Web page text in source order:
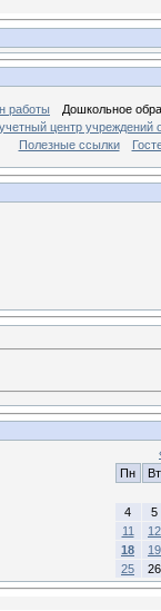
работы
Дошкольное
центр учреждений
Полезные ссылки
Пн
Вт
4
5
11
12
18
19
25
26